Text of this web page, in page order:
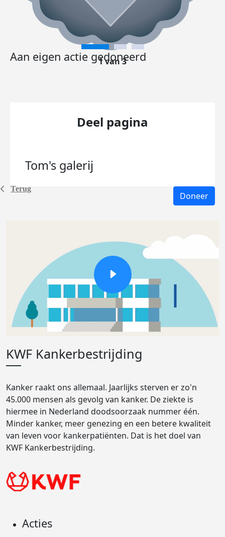
Terug
Aan eigen actie gedoneerd
1 van 3
Deel pagina
Tom's galerij
Doneer
KWF Kankerbestrijding
Kanker raakt ons allemaal. Jaarlijks sterven er zo'n
45.000 mensen als gevolg van kanker. De ziekte is
hiermee in Nederland doodsoorzaak nummer één.
Minder kanker, meer genezing en een betere kwaliteit
van leven voor kankerpatiënten. Dat is het doel van
KWF Kankerbestrijding.
Acties